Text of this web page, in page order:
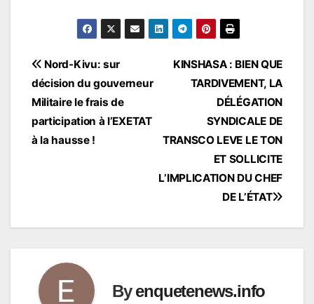
Navigation
de
l’article
KINSHASA : BIEN QUE
TARDIVEMENT, LA
DÉLÉGATION
SYNDICALE DE
TRANSCO LEVE LE TON
ET SOLLICITE
L’IMPLICATION DU CHEF
DE L’ÉTAT
Nord-Kivu: sur
décision du gouverneur
Militaire le frais de
participation à l’EXETAT
à la hausse !
Byenquetenews.info